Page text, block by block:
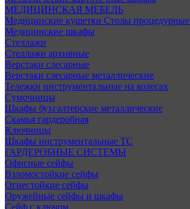
МЕДИЦИНСКАЯ МЕБЕЛЬ
Медицинские кушетки Столы процедурные
Медицинские шкафы
Стеллажи
Стеллажи архивные
Верстаки слесарные
Верстаки слесарные металлические
Тележки инструментальные на колесах
Сумочницы
Шкафы бухгалтерские металлические
Скамья гардеробная
Ключницы
Шкафы инструментальные ТС
ГАРДЕРОБНЫЕ СИСТЕМЫ
Офисные сейфы
Взломостойкие сейфы
Огнестойкие сейфы
Оружейные сейфы и шкафы